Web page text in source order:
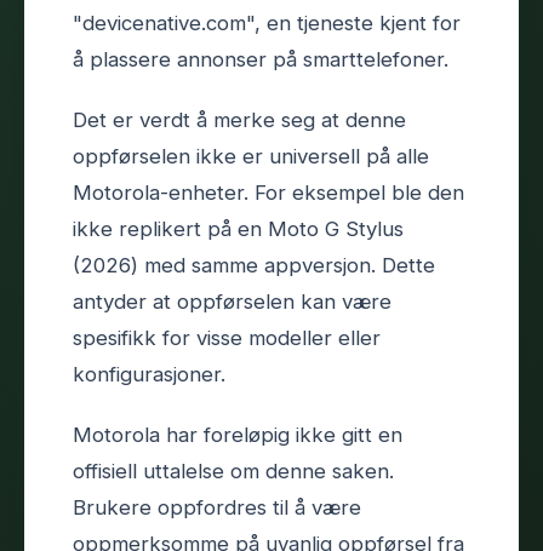
"devicenative.com", en tjeneste kjent for
å plassere annonser på smarttelefoner.
Det er verdt å merke seg at denne
oppførselen ikke er universell på alle
Motorola-enheter. For eksempel ble den
ikke replikert på en Moto G Stylus
(2026) med samme appversjon. Dette
antyder at oppførselen kan være
spesifikk for visse modeller eller
konfigurasjoner.
Motorola har foreløpig ikke gitt en
offisiell uttalelse om denne saken.
Brukere oppfordres til å være
oppmerksomme på uvanlig oppførsel fra